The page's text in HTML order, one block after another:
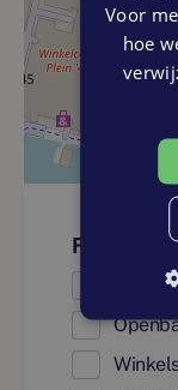
Voor
hoe